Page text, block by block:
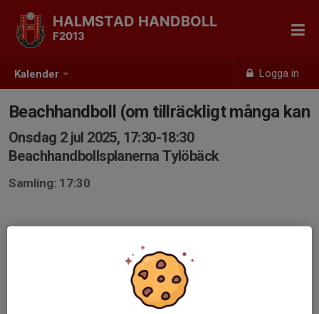
Kalender Logga in
HALMSTAD HANDBOLL
F2013
Beachhandboll (om tillräckligt många kan
Onsdag 2 jul 2025, 17:30-18:30
Beachhandbollsplanerna Tylöbäck
Samling: 17:30